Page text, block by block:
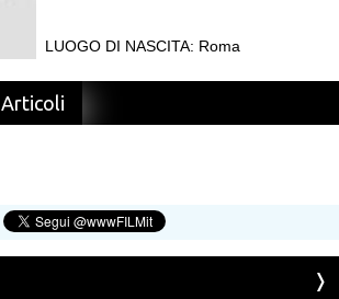
LUOGO DI NASCITA: Roma
Articoli